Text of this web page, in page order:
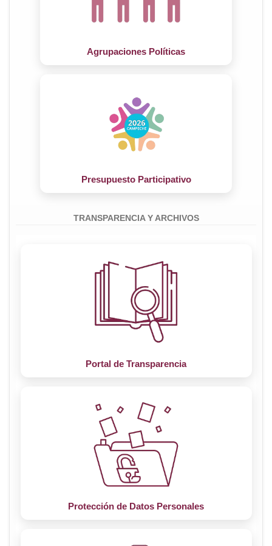
Agrupaciones Políticas
Presupuesto Participativo
TRANSPARENCIA Y ARCHIVOS
Portal de Transparencia
Protección de Datos Personales